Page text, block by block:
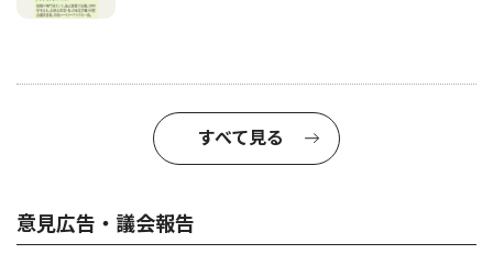
すべて見る
意見広告・議会報告